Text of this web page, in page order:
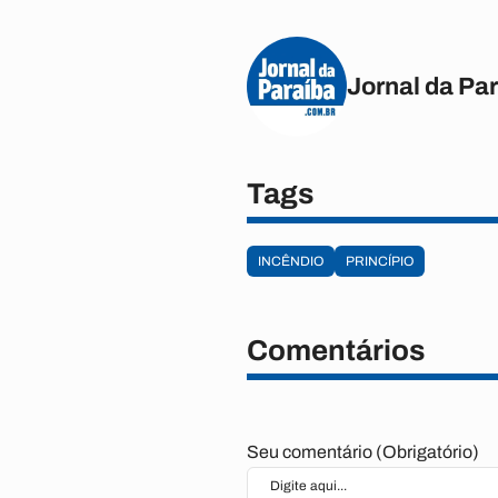
Jornal da
Tags
INCÊNDIO PRINCÍPIO
Comentários
Seu comentário (Obrigatório)